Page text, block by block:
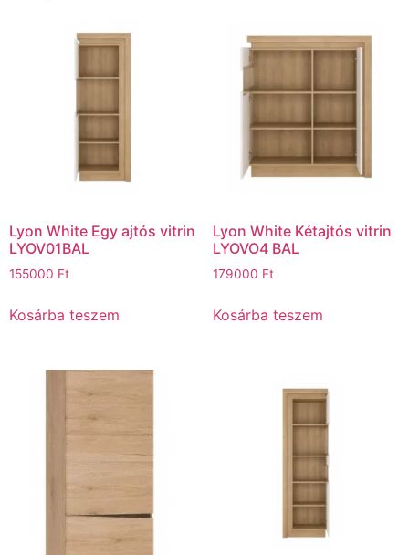
Lyon White Egy ajtós vitrin
LYOV01BAL
155000 Ft
Kosárba teszem
Lyon White Kétajtós vitrin
LYOVO4 BAL
179000 Ft
Kosárba teszem